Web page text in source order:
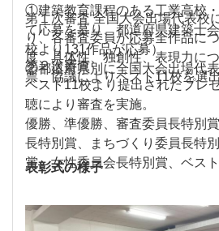
①建築教育課程のある工業高校
て応募を募り、都道府県建築士
校より131作品が応募）
②都道府県別に全国大会出場代表
第１次審査 全国大会出場代表校
り、各審査委員が応募全作品に
度、具体性、独創性、表現力に
票、協議によりベスト11校を選
第２次審査
ベスト11校より提出されたプレ
聴により審査を実施。
優勝、準優勝、審査委員長特別
長特別賞、まちづくり委員長特
賞、女性委員会長特別賞、ベス
表彰式の様子